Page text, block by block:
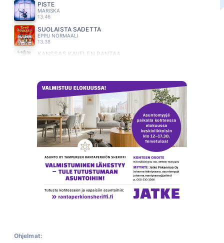
PISTE
MARISKA
13.46
SUOLAISTA SADETTA
EPPU NORMAALI
13.38
KANSSAS KAVELEN RANTAA
JOHANNA KURKELA
13.27
PILVILINNA
ARTTU WISKARI
13.20
LUONAS KAI OLLA SAAN
JUICE LESKINEN
13.11
FINLANDERS
13.07
ELÄVÄNÄ HAUDATTU
SUVI TERÄSNISKA
13.03
TOM JONES
12.50
Ohjelmat: